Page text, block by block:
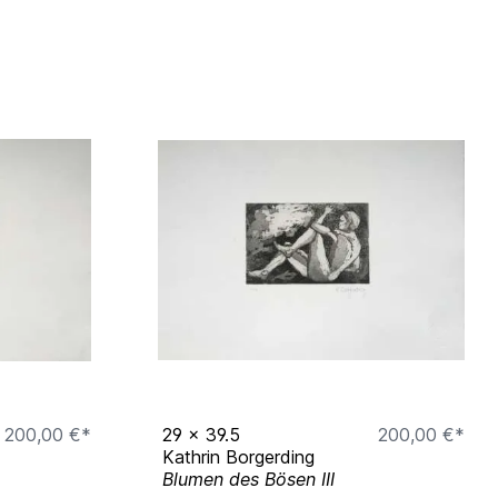
200,00 €*
29 x 39.5
200,00 €*
Kathrin Borgerding
Blumen des Bösen III